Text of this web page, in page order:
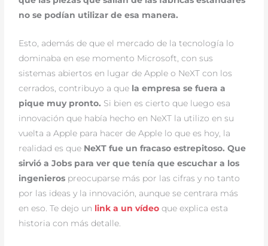
no se podían utilizar de esa manera.
Esto, además de que el mercado de la tecnología lo
dominaba en ese momento Microsoft, con sus
sistemas abiertos en lugar de Apple o NeXT con los
cerrados, contribuyo a que la empresa se fuera a
pique muy pronto. Si bien es cierto que luego esa
innovación que había hecho en NeXT la utilizo en su
vuelta a Apple para hacer de Apple lo que es hoy, la
realidad es que NeXT fue un fracaso estrepitoso. Que
sirvió a Jobs para ver que tenía que escuchar a los
ingenieros preocuparse más por las cifras y no tanto
por las ideas y la innovación, aunque se centrara más
en eso. Te dejo un link a un vídeo que explica esta
historia con más detalle.